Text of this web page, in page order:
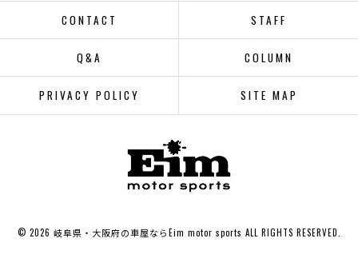
CONTACT STAFF
Q&A COLUMN
PRIVACY POLICY SITE MAP
© 2026 岐阜県・大阪府の車屋ならEim motor sports ALL RIGHTS RESERVED.